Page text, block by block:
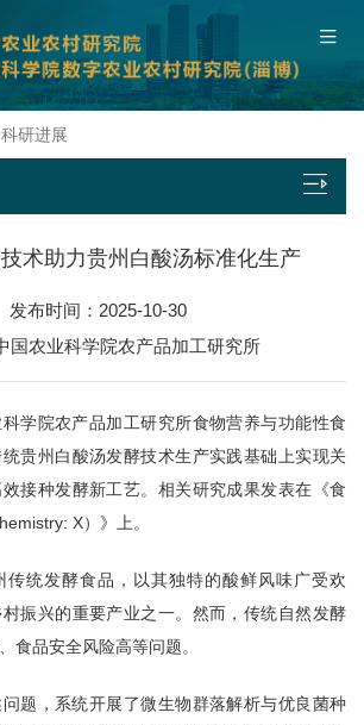
科研进展
术助力贵州白酸汤标准化生产
发布时间：2025-10-30
国农业科学院农产品加工研究所
学院农产品加工研究所食物营养与功能性食
贵州白酸汤发酵技术生产实践基础上实现关
接种发酵新工艺。相关研究成果发表在《食
X）》上。
传统发酵食品，以其独特的酸鲜风味广受欢
振兴的重要产业之一。然而，传统自然发酵
食品安全风险高等问题。
题，系统开展了微生物群落解析与优良菌种